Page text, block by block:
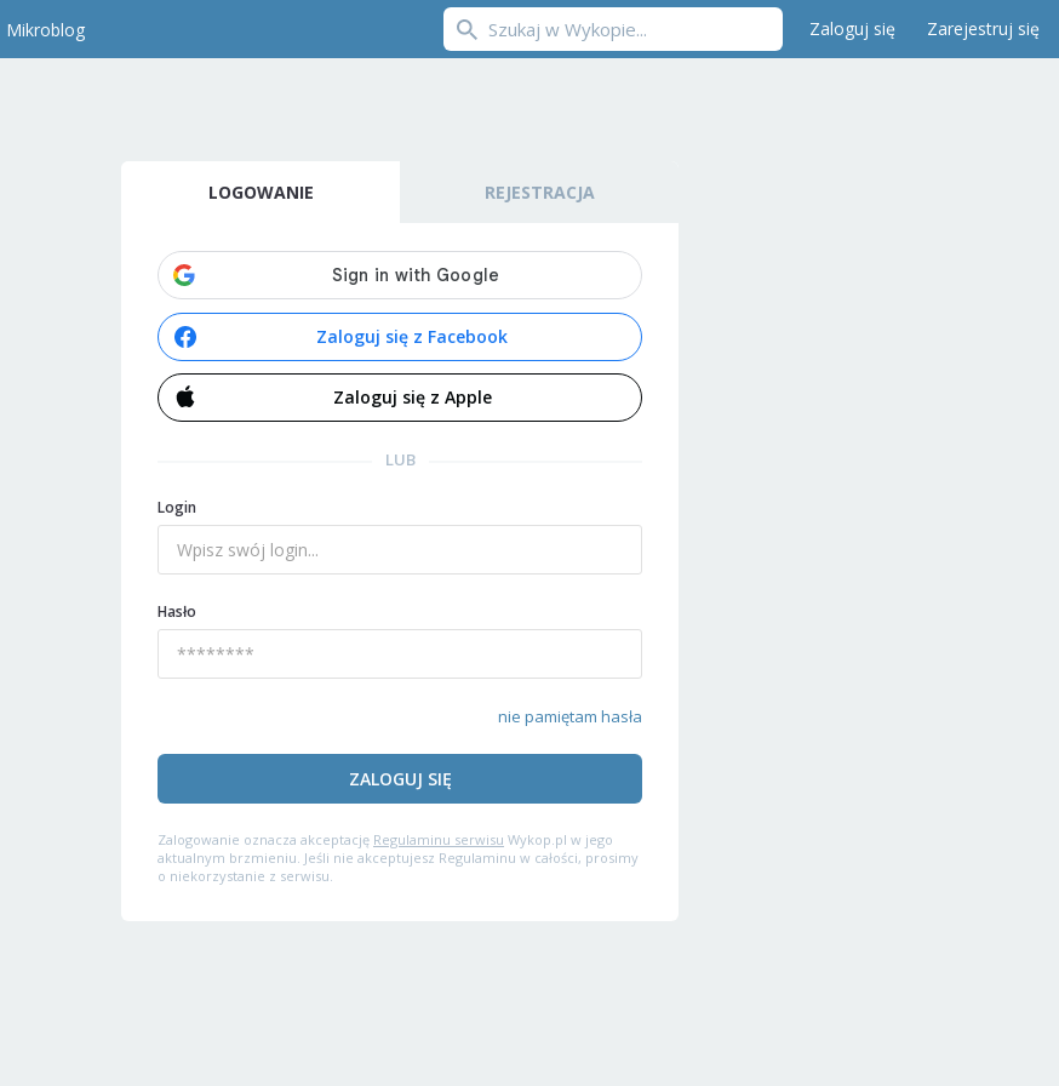
Mikroblog Zaloguj się Zarejestruj się
LOGOWANIE REJESTRACJA
Zaloguj się z Facebook
Zaloguj się z Apple
LUB
Login
Hasło
nie pamiętam hasła
ZALOGUJ SIĘ
Zalogowanie oznacza akceptację Regulaminu serwisu Wykop.pl w jego
aktualnym brzmieniu. Jeśli nie akceptujesz Regulaminu w całości, prosimy
o niekorzystanie z serwisu.